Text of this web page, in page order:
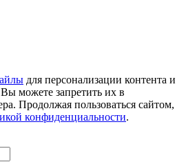
для персонализации контента и
Вы можете запретить их в
Продолжая пользоваться сайтом,
конфиденциальности.